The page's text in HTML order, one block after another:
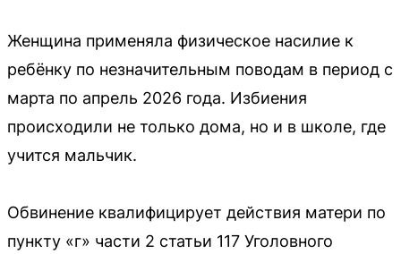
Женщина применяла физическое насилие к
ребёнку по незначительным поводам в период с
марта по апрель 2026 года. Избиения
происходили не только дома, но и в школе, где
учится мальчик.
Обвинение квалифицирует действия матери по
пункту «г» части 2 статьи 117 Уголовного